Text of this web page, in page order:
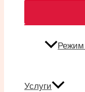
Режим
Услуги